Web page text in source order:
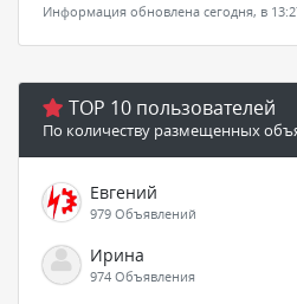
Информация обновлена сегодня, в
TOP 10 пользователей
По количеству размещенных
Евгений
979 Объявлений
Ирина
974 Объявления